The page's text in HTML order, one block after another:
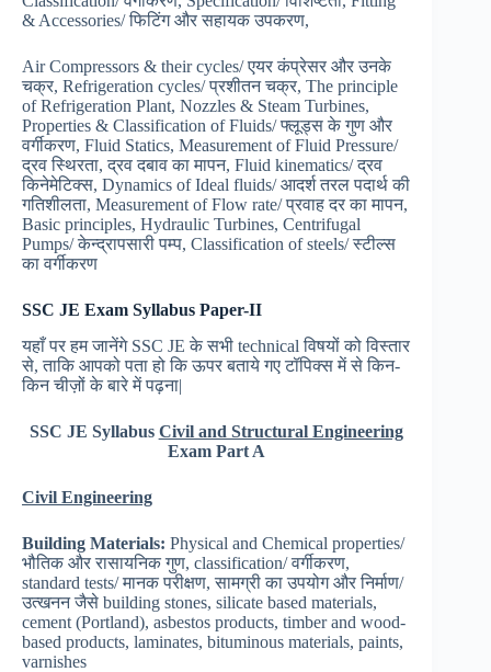
& Accessories/ फिटिंग और सहायक उपकरण,
Air Compressors & their cycles/ एयर कंप्रेसर और उनके
चक्र, Refrigeration cycles/ प्रशीतन चक्र, The principle
of Refrigeration Plant, Nozzles & Steam Turbines,
Properties & Classification of Fluids/ फ्लूड्स के गुण और
वर्गीकरण, Fluid Statics, Measurement of Fluid Pressure/
द्रव स्थिरता, द्रव दबाव का मापन, Fluid kinematics/ द्रव
किनेमेटिक्स, Dynamics of Ideal fluids/ आदर्श तरल पदार्थ की
गतिशीलता, Measurement of Flow rate/ प्रवाह दर का मापन,
Basic principles, Hydraulic Turbines, Centrifugal
Pumps/ केन्द्रापसारी पम्प, Classification of steels/ स्टील्स
का वर्गीकरण
SSC JE Exam Syllabus Paper-II
यहाँ पर हम जानेंगे SSC JE के सभी technical विषयों को विस्तार
से, ताकि आपको पता हो कि ऊपर बताये गए टॉपिक्स में से किन-
किन चीज़ों के बारे में पढ़ना|
SSC JE Syllabus Civil and Structural Engineering
Exam Part A
Civil Engineering
Building Materials: Physical and Chemical properties/
भौतिक और रासायनिक गुण, classification/ वर्गीकरण,
standard tests/ मानक परीक्षण, सामग्री का उपयोग और निर्माण/
उत्खनन जैसे building stones, silicate based materials,
cement (Portland), asbestos products, timber and wood-
based products, laminates, bituminous materials, paints,
varnishes